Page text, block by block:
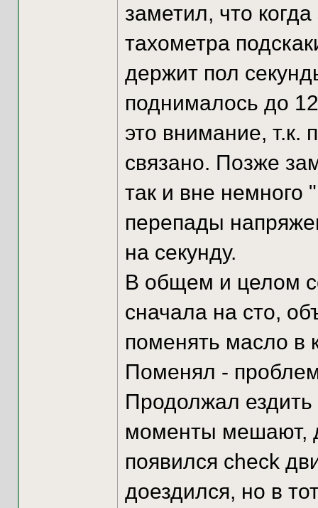
заметил, что
тахометра
держит пол
поднималось до
это внимание, т.к.
связано. Позже
так и вне немного
перепады
на секунду.
В общем и целом
сначала на сто,
поменять масло в
Поменял -
Продолжал ездить
моменты мешают,
появился check
доездился, но в